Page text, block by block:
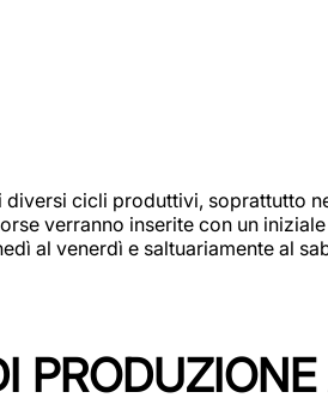
diversi cicli produttivi,
verranno inserite con un
al venerdì e saltuariamente al